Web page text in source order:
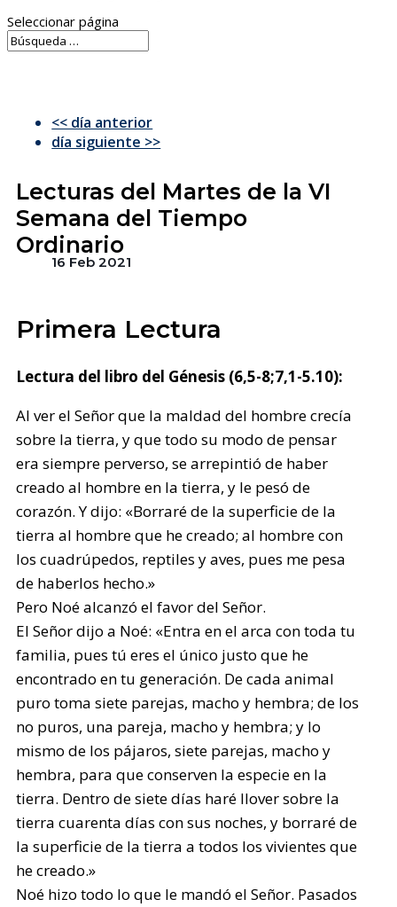
Seleccionar página
<< día anterior
día siguiente >>
Lecturas del Martes de la VI
Semana del Tiempo
Ordinario
16 Feb 2021
Primera Lectura
Lectura del libro del Génesis (6,5-8;7,1-5.10):
Al ver el Señor que la maldad del hombre crecía
sobre la tierra, y que todo su modo de pensar
era siempre perverso, se arrepintió de haber
creado al hombre en la tierra, y le pesó de
corazón. Y dijo: «Borraré de la superficie de la
tierra al hombre que he creado; al hombre con
los cuadrúpedos, reptiles y aves, pues me pesa
de haberlos hecho.»
Pero Noé alcanzó el favor del Señor.
El Señor dijo a Noé: «Entra en el arca con toda tu
familia, pues tú eres el único justo que he
encontrado en tu generación. De cada animal
puro toma siete parejas, macho y hembra; de los
no puros, una pareja, macho y hembra; y lo
mismo de los pájaros, siete parejas, macho y
hembra, para que conserven la especie en la
tierra. Dentro de siete días haré llover sobre la
tierra cuarenta días con sus noches, y borraré de
la superficie de la tierra a todos los vivientes que
he creado.»
Noé hizo todo lo que le mandó el Señor. Pasados